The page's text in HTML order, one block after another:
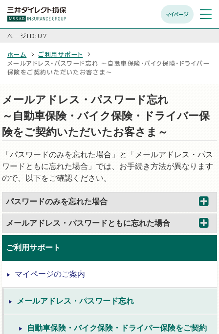
マイページ メニュ
開く
ページID:U7
ホーム
ご利用サポート
メールアドレス・パスワード忘れ ～自動車保険・バイク保険・ドライバー
保険をご契約いただいたお客さま～
メールアドレス・パスワード忘れ
～自動車保険・バイク保険・ドライバー保
険をご契約いただいたお客さま～
「パスワードのみを忘れた場合」と「メールアドレス・パス
ワードともに忘れた場合」では、お手続き方法が異なります
ので、以下をご確認ください。
パスワードのみを忘れた場合
メールアドレス・パスワードともに忘れた場合
ご利用サポート
マイページのご案内
メールアドレス・パスワード忘れ
自動車保険・バイク保険・ドライバー保険をご契約